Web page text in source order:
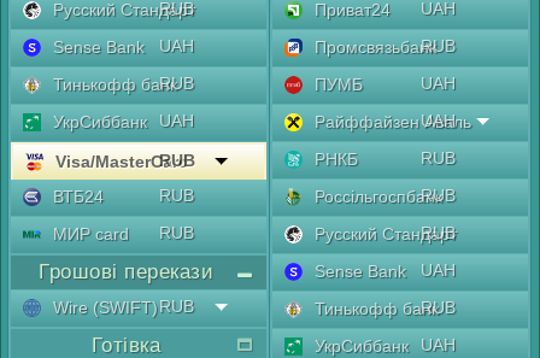
Русский Стандарт
RUB
Sense Bank
UAH
Тинькофф банкRUB
УкрСиббанк
UAH
Visa/MasterCard
RUB
ВТБ24
RUB
МИР card
RUB
Грошові перекази
Wire (SWIFT)RUB
Готівка
Приват24
UAH
ПромсвязьбанкRUB
ПУМБ
UAH
Райффайзен Аваль
UAH
РНКБ
RUB
Россільгоспбанк
RUB
Русский Стандарт
RUB
Sense Bank
UAH
Тинькофф банкRUB
УкрСиббанк
UAH